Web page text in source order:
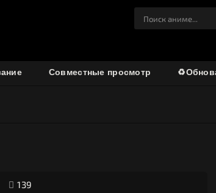
Совместные просмотр
139